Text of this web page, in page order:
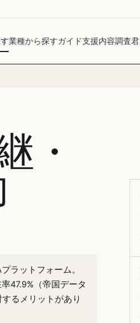
業種から探すガイド支援内容調査
・
ラットフォーム。
47.9%（帝国データ
るメリットがあり